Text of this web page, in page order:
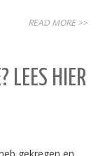
READ MORE >>
LEES HIER